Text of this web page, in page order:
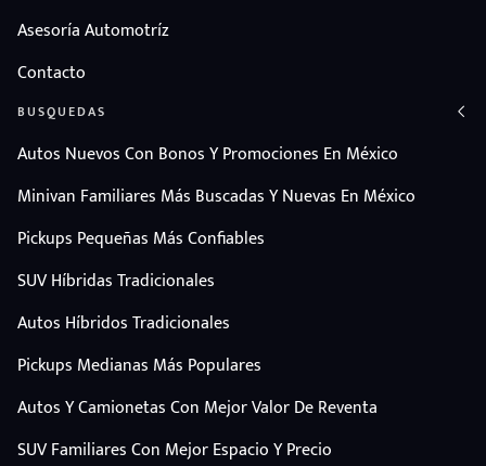
Asesoría Automotríz
Contacto
BUSQUEDAS
Autos Nuevos Con Bonos Y Promociones En México
Minivan Familiares Más Buscadas Y Nuevas En México
Pickups Pequeñas Más Confiables
SUV Híbridas Tradicionales
Autos Híbridos Tradicionales
Pickups Medianas Más Populares
Autos Y Camionetas Con Mejor Valor De Reventa
SUV Familiares Con Mejor Espacio Y Precio